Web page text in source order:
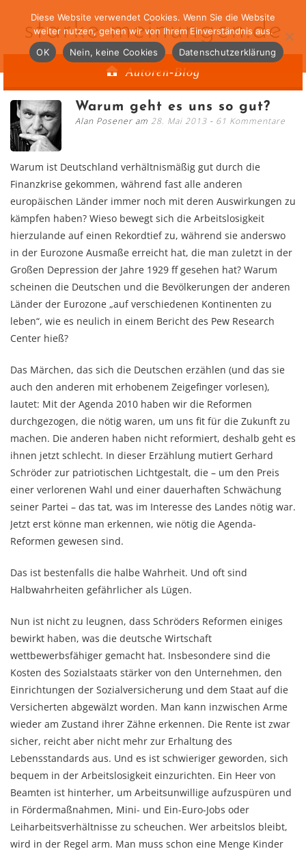
starke-meinungen.de
Autoren-Blog
Warum geht es uns so gut?
Alan Posener am 28. Mai 2013 61 Kommentare
Warum ist Deutschland verhältnismäßig gut durch die
Finanzkrise gekommen, während fast alle anderen
europäischen Länder immer noch mit deren Auswirkungen zu
kämpfen haben? Wieso bewegt sich die Arbeitslosigkeit
hierzulande auf einen Rekordtief zu, während sie anderswo
in der Eurozone Ausmaße erreicht hat, die man zuletzt in der
Großen Depression der Jahre 1929 ff gesehen hat? Warum
scheinen die Deutschen und die Bevölkerungen der anderen
Länder der Eurozone „auf verschiedenen Kontinenten zu
leben“, wie es neulich in einem Bericht des Pew Research
Center hieß?
Das Märchen, das sich die Deutschen erzählen (und das sie
auch den anderen mit erhobenem Zeigefinger vorlesen),
lautet: Mit der Agenda 2010 haben wir die Reformen
durchgezogen, die nötig waren, um uns fit für die Zukunft zu
machen. Die anderen haben nicht reformiert, deshalb geht es
ihnen jetzt schlecht. In dieser Erzählung mutiert Gerhard
Schröder zur patriotischen Lichtgestalt, die – um den Preis
einer verlorenen Wahl und einer dauerhaften Schwächung
seiner Partei – das tat, was im Interesse des Landes nötig war.
Jetzt erst könne man erkennen, wie nötig die Agenda-
Reformen gewesen sind.
Das ist bestenfalls die halbe Wahrheit. Und oft sind
Halbwahrheiten gefährlicher als Lügen.
Nun ist nicht zu leugnen, dass Schröders Reformen einiges
bewirkt haben, was die deutsche Wirtschaft
wettbewerbsfähiger gemacht hat. Insbesondere sind die
Kosten des Sozialstaats stärker von den Unternehmen, den
Einrichtungen der Sozialversicherung und dem Staat auf die
Versicherten abgewälzt worden. Man kann inzwischen Arme
wieder am Zustand ihrer Zähne erkennen. Die Rente ist zwar
sicher, reicht aber nicht mehr zur Erhaltung des
Lebensstandards aus. Und es ist schwieriger geworden, sich
bequem in der Arbeitslosigkeit einzurichten. Ein Heer von
Beamten ist hinterher, um Arbeitsunwillige aufzuspüren und
in Fördermaßnahmen, Mini- und Ein-Euro-Jobs oder
Leiharbeitsverhältnisse zu scheuchen. Wer arbeitslos bleibt,
wird in der Regel arm. Man muss schon eine Menge Kinder
Diese Website verwendet Cookies. Wenn Sie die Website
weiter nutzen, gehen wir von Ihrem Einverständnis aus.
OK
Nein, keine Cookies Datenschutzerklärung